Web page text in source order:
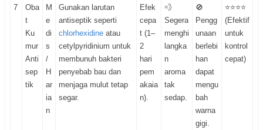
7
Oba
t
Ku
mur
Anti
sep
tik
M
e
di
s
/
H
ar
ia
n
Gunakan larutan
antiseptik seperti
chlorhexidine atau
cetylpyridinium untuk
membunuh bakteri
penyebab bau dan
menjaga mulut tetap
segar.
Efek
cepa
t (1–
2
hari
pem
akaia
n).
💨
Segera
menghi
langka
n
aroma
tak
sedap.
🚫
Pengg
unaan
berlebi
han
dapat
mengu
bah
warna
gigi.
⭐⭐⭐⭐
(Efektif
untuk
kontrol
cepat)